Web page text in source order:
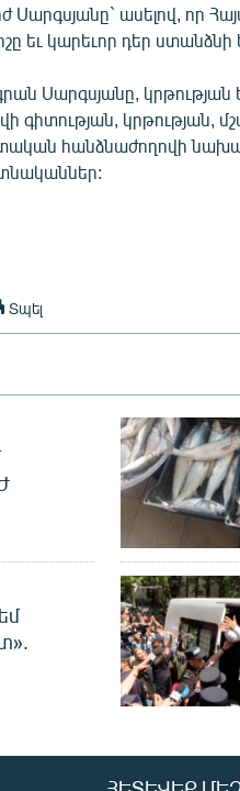
ասելով, որ
եւ կարեւոր դեր ստանձնի
Սարգսյանը,
գիտության, կրթության,
հանձնաժողովի
Տպել